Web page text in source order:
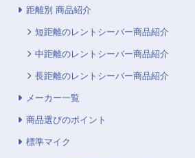
距離別 商品紹介
短距離のレントシーバー商品紹介
中距離のレントシーバー商品紹介
長距離のレントシーバー商品紹介
メーカー一覧
商品選びのポイント
標準マイク